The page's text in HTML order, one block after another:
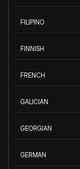
FILIPINO
FINNISH
FRENCH
GALICIAN
GEORGIAN
GERMAN